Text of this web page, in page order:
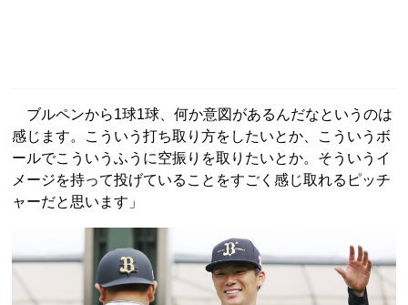
ブルペンから1球1球、何か意図があるんだなというのは
感じます。こういう打ち取り方をしたいとか、こういうボ
ールでこういうふうに空振りを取りたいとか。そういうイ
メージを持って投げていることをすごく感じ取れるピッチ
ャーだと思います」